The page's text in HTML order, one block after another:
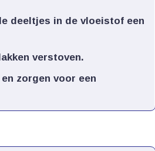
deeltjes in de vloeistof een
verstoven.​
zorgen voor een